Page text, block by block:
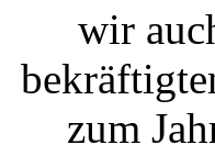
wir
zum